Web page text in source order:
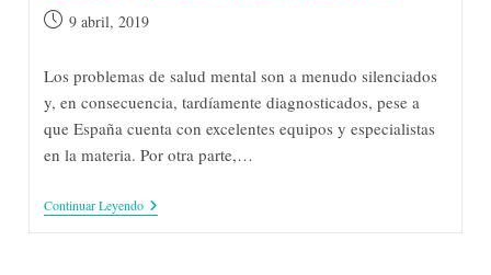
Publicación
la
entrada:
9 abril, 2019
Los problemas de salud mental son a menudo silenciados
y, en consecuencia, tardíamente diagnosticados, pese a
que España cuenta con excelentes equipos y especialistas
en la materia. Por otra parte,…
Continuar LeyendoLa
Fundación